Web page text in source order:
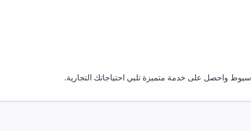
أسيوط واحصل على خدمة متميزة تلبي احتياجاتك التجارية.